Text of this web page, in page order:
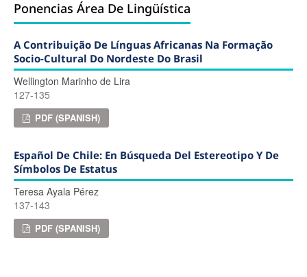
Ponencias Área De Lingüística
A Contribuição De Línguas Africanas Na Formação
Socio-Cultural Do Nordeste Do Brasil
Wellington Marinho de Lira
127-135
PDF (SPANISH)
Español De Chile: En Búsqueda Del Estereotipo Y De
Símbolos De Estatus
Teresa Ayala Pérez
137-143
PDF (SPANISH)